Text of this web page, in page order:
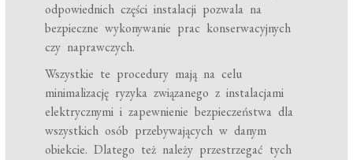
odpowiednich części instalacji pozwala na
bezpieczne wykonywanie prac konserwacyjnych
czy naprawczych.
Wszystkie te procedury mają na celu
minimalizację ryzyka związanego z instalacjami
elektrycznymi i zapewnienie bezpieczeństwa dla
wszystkich osób przebywających w danym
obiekcie. Dlatego też należy przestrzegać tych